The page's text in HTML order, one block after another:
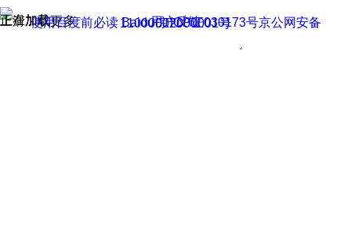
正在加载
上滑加载更多 用户反馈
使用百度前必读 Baidu 京ICP证030173号
京公网安备11000002000001号